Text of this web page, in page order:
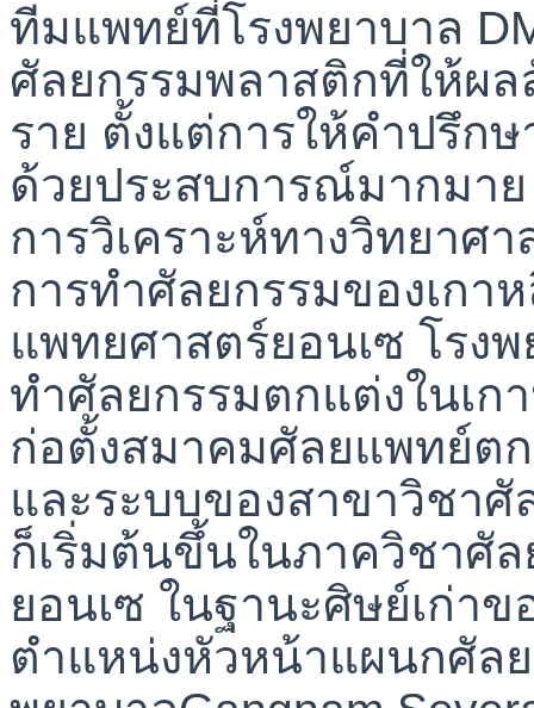
ทีมแพทย์ที่โรงพยาบาล
ศัลยกรรมพลาสติกที่ให้ผ
ราย ตั้งแต่การให้คำปรึก
ด้วยประสบการณ์มากมา
การวิเคราะห์ทางวิทยาศ
การทำศัลยกรรมของเกา
แพทยศาสตร์ยอนเซ โรง
ทำศัลยกรรมตกแต่งในเก
ก่อตั้งสมาคมศัลยแพทย์ต
และระบบของสาขาวิชาศั
ก็เริ่มต้นขึ้นในภาควิชาศั
ยอนเซ ในฐานะศิษย์เก่าข
ตำแหน่งหัวหน้าแผนกศัล